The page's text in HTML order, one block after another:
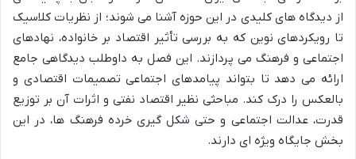
از دیدگاه های کلیدی در این حوزه آشنا می شوند؛ از نظریات کلاسیک
تا رویکردهای نوین که به بررسی تأثیر اقتصاد بر خانواده، نهادهای
اجتماعی و فرهنگ می پردازند. این فصل به داوطلب دیدگاهی جامع
ارائه می دهد تا بتواند پیامدهای اجتماعی تصمیمات اقتصادی و
بالعکس را درک کند. مباحثی نظیر اقتصاد نفتی و اثرات آن بر توزیع
قدرت، عدالت اجتماعی و حتی شکل گیری خرده فرهنگ ها، در این
بخش جایگاه ویژه ای دارند.